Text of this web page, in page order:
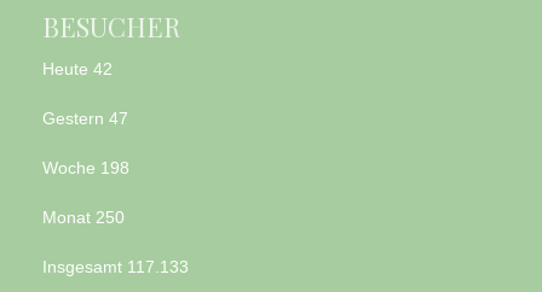
BESUCHER
Heute 42
Gestern 47
Woche 198
Monat 250
Insgesamt 117.133